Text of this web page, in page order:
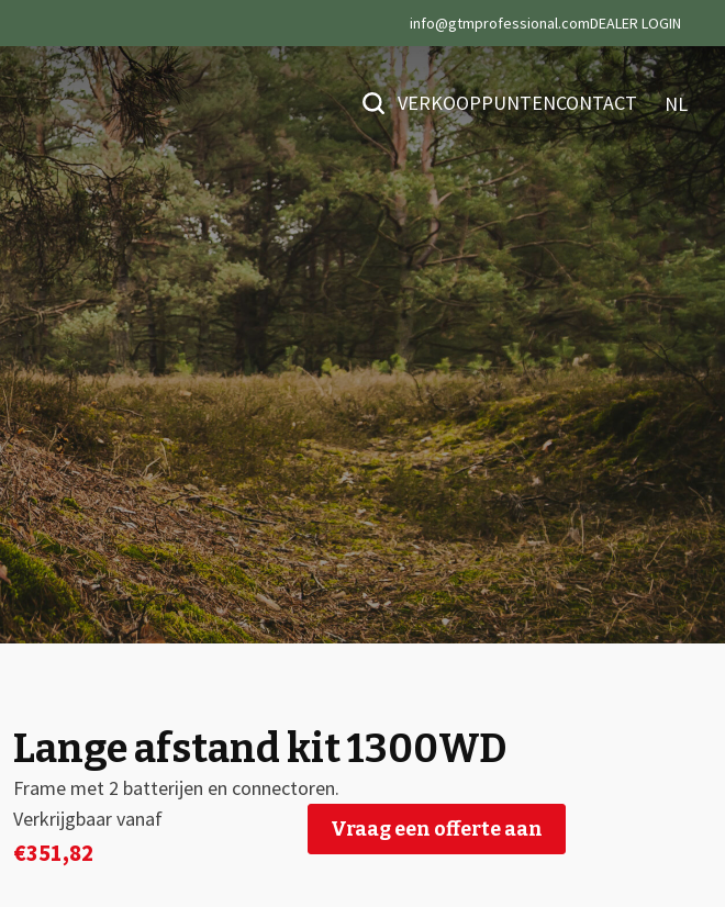
info@gtmprofessional.comDEALER LOGIN
VERKOOPPUNTENCONTACT NL
Lange afstand kit 1300WD
Frame met 2 batterijen en connectoren.
Verkrijgbaar vanaf
€351,82
Vraag een offerte aan